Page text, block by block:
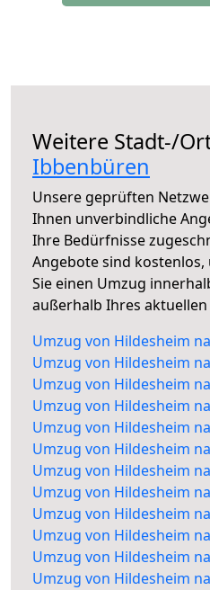
Weitere Stadt-/
Ibbenbüren
Unsere geprüften
Ihnen unverbindliche
Ihre Bedürfnisse
Angebote sind
Sie einen Umzug
außerhalb Ihres
Umzug von Hildesheim
Umzug von Hildesheim
Umzug von Hildesheim
Umzug von Hildesheim
Umzug von Hildesheim
Umzug von Hildesheim
Umzug von Hildesheim
Umzug von Hildesheim
Umzug von Hildesheim
Umzug von Hildesheim
Umzug von Hildesheim
Umzug von Hildesheim